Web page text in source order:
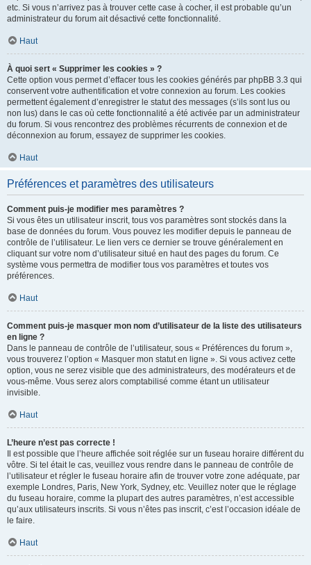
etc. Si vous n’arrivez pas à trouver cette case à cocher, il est probable qu’un
administrateur du forum ait désactivé cette fonctionnalité.
Haut
À quoi sert « Supprimer les cookies » ?
Cette option vous permet d’effacer tous les cookies générés par phpBB 3.3 qui
conservent votre authentification et votre connexion au forum. Les cookies
permettent également d’enregistrer le statut des messages (s’ils sont lus ou
non lus) dans le cas où cette fonctionnalité a été activée par un administrateur
du forum. Si vous rencontrez des problèmes récurrents de connexion et de
déconnexion au forum, essayez de supprimer les cookies.
Haut
Préférences et paramètres des utilisateurs
Comment puis-je modifier mes paramètres ?
Si vous êtes un utilisateur inscrit, tous vos paramètres sont stockés dans la
base de données du forum. Vous pouvez les modifier depuis le panneau de
contrôle de l’utilisateur. Le lien vers ce dernier se trouve généralement en
cliquant sur votre nom d’utilisateur situé en haut des pages du forum. Ce
système vous permettra de modifier tous vos paramètres et toutes vos
préférences.
Haut
Comment puis-je masquer mon nom d’utilisateur de la liste des utilisateurs
en ligne ?
Dans le panneau de contrôle de l’utilisateur, sous « Préférences du forum »,
vous trouverez l’option « Masquer mon statut en ligne ». Si vous activez cette
option, vous ne serez visible que des administrateurs, des modérateurs et de
vous-même. Vous serez alors comptabilisé comme étant un utilisateur
invisible.
Haut
L’heure n’est pas correcte !
Il est possible que l’heure affichée soit réglée sur un fuseau horaire différent du
vôtre. Si tel était le cas, veuillez vous rendre dans le panneau de contrôle de
l’utilisateur et régler le fuseau horaire afin de trouver votre zone adéquate, par
exemple Londres, Paris, New York, Sydney, etc. Veuillez noter que le réglage
du fuseau horaire, comme la plupart des autres paramètres, n’est accessible
qu’aux utilisateurs inscrits. Si vous n’êtes pas inscrit, c’est l’occasion idéale de
le faire.
Haut